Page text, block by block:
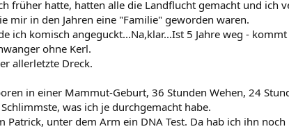
früher hatte, hatten alle die Landflucht gemacht und ich
mir in den Jahren eine "Familie" geworden waren.
ich komisch angeguckt...Na,klar...Ist 5 Jahre weg -
ohne Kerl.
allerletzte Dreck.
in einer Mammut-Geburt, 36 Stunden Wehen, 24
was ich je durchgemacht habe.
Patrick, unter dem Arm ein DNA Test. Da hab ich ihn